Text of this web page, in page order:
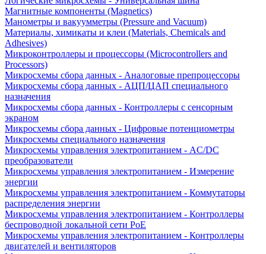
Магнитные компоненты (Magnetics)
Манометры и вакуумметры (Pressure and Vacuum)
Материалы, химикаты и клеи (Materials, Chemicals and
Adhesives)
Микроконтроллеры и процессоры (Microcontrollers and
Processors)
Микросхемы сбора данных - Аналоговые препроцессоры
Микросхемы сбора данных - АЦП/ЦАП специального
назначения
Микросхемы сбора данных - Контроллеры с сенсорным
экраном
Микросхемы сбора данных - Цифровые потенциометры
Микросхемы специального назначения
Микросхемы управления электропитанием - AC/DC
преобразователи
Микросхемы управления электропитанием - Измерение
энергии
Микросхемы управления электропитанием - Коммутаторы
распределения энергии
Микросхемы управления электропитанием - Контроллеры
беспроводной локальной сети PoE
Микросхемы управления электропитанием - Контроллеры
двигателей и вентиляторов